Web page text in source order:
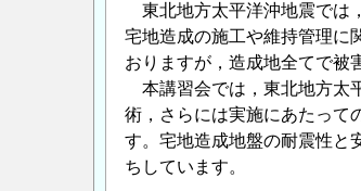
「基
礎
構
造
物
の
信
東北地方太平洋沖地震では
宅地造成の施工や維持管理に
おりますが，造成地全てで被
本講習会では，東北地方太
術，さらには実施にあたって
す。宅地造成地盤の耐震性と
ちしています。